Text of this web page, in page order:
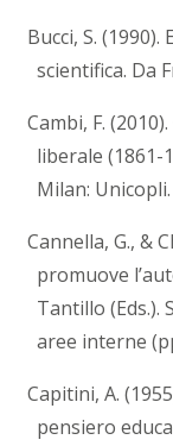
Bucci, S.
scientifica. Da
Cambi, F.
liberale (1861-
Milan: Unicopli.
Cannella, G., &
promuove
Tantillo (Eds.).
aree interne
Capitini, A.
pensiero